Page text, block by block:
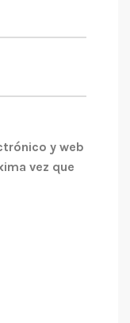
y web
vez que